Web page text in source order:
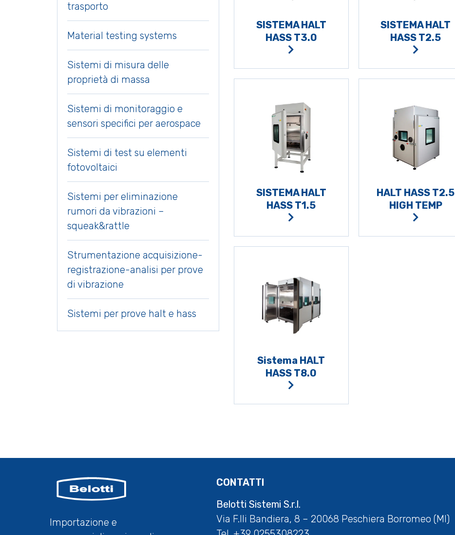
trasporto
Material testing systems
Sistemi di misura delle
proprietà di massa
Sistemi di monitoraggio e
sensori specifici per aerospace
Sistemi di test su elementi
fotovoltaici
Sistemi per eliminazione
rumori da vibrazioni –
squeak&rattle
Strumentazione acquisizione-
registrazione-analisi per prove
di vibrazione
Sistemi per prove halt e hass
SISTEMA HALT
HASS T3.0
SISTEMA HALT
HASS T2.5
SISTEMA HALT
HASS T1.5
HALT HASS T2.5
HIGH TEMP
Sistema HALT
HASS T8.0
Importazione e
CONTATTI
Belotti Sistemi S.r.l.
Via F.lli Bandiera, 8 – 20068 Peschiera Borromeo (MI)